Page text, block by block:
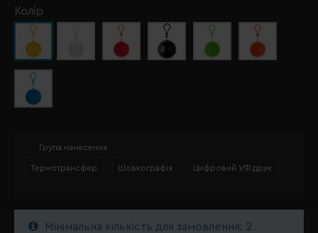
Колір
Група нанесення
Термотрансфер Шовкографія Цифровий УФ друк
Мінімальна кількість для замовлення: 2